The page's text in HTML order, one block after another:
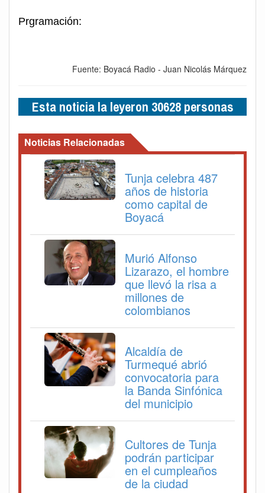
Prgramación:
Fuente: Boyacá Radio - Juan Nicolás Márquez
Esta noticia la leyeron 30628 personas
Noticias Relacionadas
Tunja celebra 487
años de historia
como capital de
Boyacá
Murió Alfonso
Lizarazo, el hombre
que llevó la risa a
millones de
colombianos
Alcaldía de
Turmequé abrió
convocatoria para
la Banda Sinfónica
del municipio
Cultores de Tunja
podrán participar
en el cumpleaños
de la ciudad